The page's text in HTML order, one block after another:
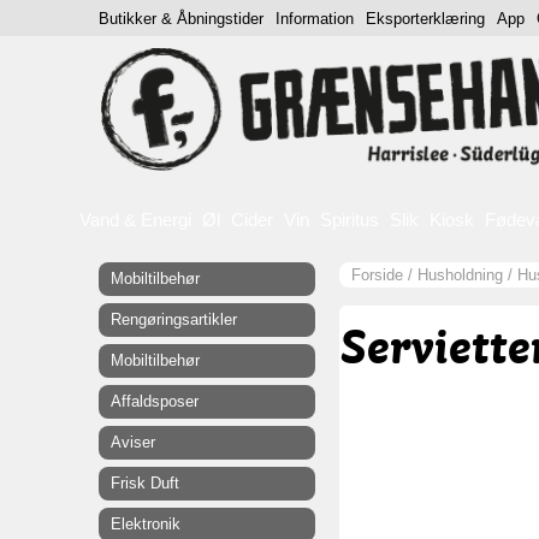
Forside / Husholdning /
Mobiltilbehør
Rengøringsartikler
Mobiltilbehør
Affaldsposer
Aviser
Frisk Duft
Elektronik
Butikker & Åbningstider Information Eksporterklæring App